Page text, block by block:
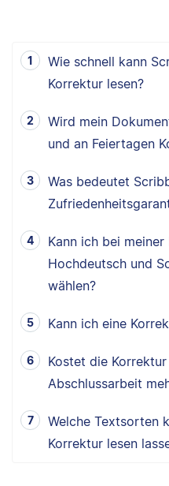
Wie schnell kann
Korrektur lesen?
Wird mein
und an Feiertagen
Was bedeutet
Kann ich bei
Hochdeutsch und
wählen?
Kann ich eine
Kostet die
Abschlussarbeit
Welche Textsorten
Korrektur lesen